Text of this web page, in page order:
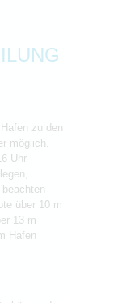
zu den
möglich.
Uhr
über 10 m
13 m
Hafen